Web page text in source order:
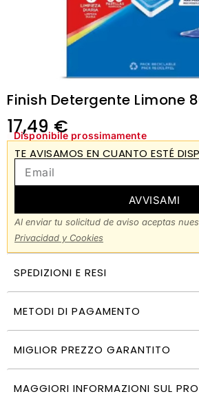
Finish Detergente Limone
17,49€
Disponibile prossimamente
TE AVISAMOS EN CUANTO ESTÉ
AVVISAMI
Al enviar tu solicitud de aviso aceptas
Privacidad y Cookies
SPEDIZIONI E RESI
METODI DI PAGAMENTO
MIGLIOR PREZZO GARANTITO
MAGGIORI INFORMAZIONI SUL